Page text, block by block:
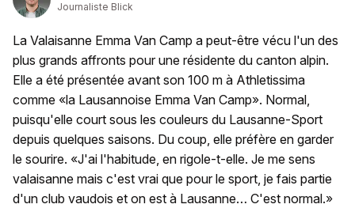
Journaliste Blick
La Valaisanne Emma Van Camp a peut-être vécu l'un des
plus grands affronts pour une résidente du canton alpin.
Elle a été présentée avant son 100 m à Athletissima
comme «la Lausannoise Emma Van Camp». Normal,
puisqu'elle court sous les couleurs du Lausanne-Sport
depuis quelques saisons. Du coup, elle préfère en garder
le sourire. «J'ai l'habitude, en rigole-t-elle. Je me sens
valaisanne mais c'est vrai que pour le sport, je fais partie
d'un club vaudois et on est à Lausanne… C'est normal.»